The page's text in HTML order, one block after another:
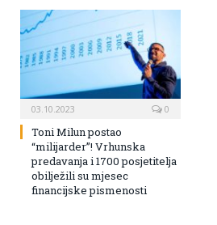
03.10.2023 0
Toni Milun postao
“milijarder”! Vrhunska
predavanja i 1700 posjetitelja
obilježili su mjesec
financijske pismenosti